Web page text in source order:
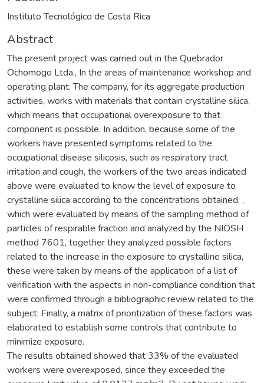
Instituto Tecnológico de Costa Rica
Abstract
The present project was carried out in the Quebrador
Ochomogo Ltda., In the areas of maintenance workshop and
operating plant. The company, for its aggregate production
activities, works with materials that contain crystalline silica,
which means that occupational overexposure to that
component is possible. In addition, because some of the
workers have presented symptoms related to the
occupational disease silicosis, such as respiratory tract
irritation and cough, the workers of the two areas indicated
above were evaluated to know the level of exposure to
crystalline silica according to the concentrations obtained. ,
which were evaluated by means of the sampling method of
particles of respirable fraction and analyzed by the NIOSH
method 7601, together they analyzed possible factors
related to the increase in the exposure to crystalline silica,
these were taken by means of the application of a list of
verification with the aspects in non-compliance condition that
were confirmed through a bibliographic review related to the
subject; Finally, a matrix of prioritization of these factors was
elaborated to establish some controls that contribute to
minimize exposure.
The results obtained showed that 33% of the evaluated
workers were overexposed, since they exceeded the